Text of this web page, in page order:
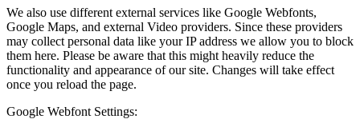
We also use different external services like Google Webfonts,
Google Maps, and external Video providers. Since these providers
may collect personal data like your IP address we allow you to block
them here. Please be aware that this might heavily reduce the
functionality and appearance of our site. Changes will take effect
once you reload the page.
Google Webfont Settings: